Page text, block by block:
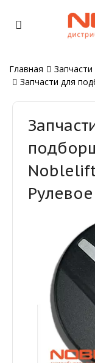
Главная
Запчасти для